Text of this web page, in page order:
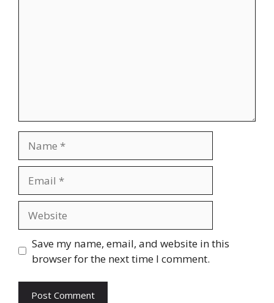
Save my name, email, and website in this
browser for the next time I comment.